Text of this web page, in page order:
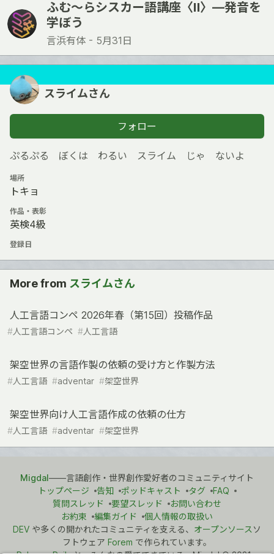
ふむ〜らシスカー語講座〈Ⅱ〉―発音を
学ぼう
言浜有体 - 5月31日
スライムさん
フォロー
ぷるぷる ぼくは わるい スライム じゃ ないよ
場所
トキョ
作品・表彰
英検4級
登録日
More from スライムさん
人工言語コンペ 2026年春（第15回）投稿作品
#人工言語コンペ #人工言語
架空世界の言語作製の依頼の受け方と作製方法
#人工言語 #adventar #架空世界
架空世界向け人工言語作成の依頼の仕方
#人工言語 #adventar #架空世界
Migdal――言語創作・世界創作愛好者のコミュニティサイト
トップページ
告知 ポッドキャスト タグ
FAQ
質問スレッド
要望スレッド
お問い合わせ
お約束
編集ガイド
個人情報の取扱い
DEV や多くの開かれたコミュニティを支える、 オープンソース ソ
フトウェア Forem で作られています。